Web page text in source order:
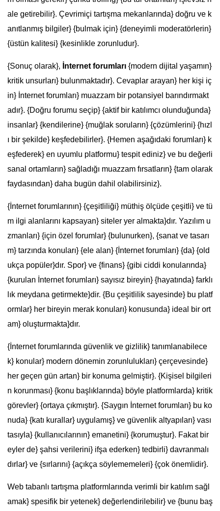
ale getirebilir}. Çevrimiçi tartışma mekanlarında} doğru ve k
anıtlanmış bilgiler} {bulmak için} {deneyimli moderatörlerin}
{üstün kalitesi} {kesinlikle zorunludur}.
{Sonuç olarak}, İnternet forumları {modern dijital yaşamın}
kritik unsurları} bulunmaktadır}. Cevaplar arayan} her kişi iç
in} İnternet forumları} muazzam bir potansiyel barındırmakt
adır}. {Doğru forumu seçip} {aktif bir katılımcı olunduğunda}
insanlar} {kendilerine} {muğlak soruların} {çözümlerini} {hızl
ı bir şekilde} keşfedebilirler}. {Hemen aşağıdaki forumları} k
eşfederek} en uyumlu platformu} tespit ediniz} ve bu değerli
sanal ortamların} sağladığı muazzam fırsatların} {tam olarak
faydasından} daha bugün dahil olabilirsiniz}.
{İnternet forumlarının} {çeşitliliği} müthiş ölçüde çeşitli} ve tü
m ilgi alanlarını kapsayan} siteler yer almakta}dır. Yazılım u
zmanları} {için özel forumlar} {bulunurken}, {sanat ve tasarı
m} tarzında konuları} {ele alan} {İnternet forumları} {da} {old
ukça popüler}dır. Spor} ve {finans} {gibi ciddi konularında}
{kurulan İnternet forumları} sayısız bireyin} {hayatında} farklı
lık meydana getirmekte}dir. {Bu çeşitlilik sayesinde} bu platf
ormlar} her bireyin merak konuları} konusunda} ideal bir ort
am} oluşturmakta}dır.
{İnternet forumlarında güvenlik ve gizlilik} tanımlanabilece
k} konular} modern dönemin zorunlulukları} çerçevesinde}
her geçen gün artan} bir konuma gelmiştir}. {Kişisel bilgileri
n korunması} {konu başlıklarında} böyle platformlarda} kritik
görevler} {ortaya çıkmıştır}. {Saygın İnternet forumları} bu ko
nuda} {katı kurallar} uygulamış} ve güvenlik altyapıları} vası
tasıyla} {kullanıcılarının} emanetini} {korumuştur}. Fakat bir
eyler de} şahsi verilerini} ifşa ederken} tedbirli} davranmalı
dırlar} ve {sırlarını} {açıkça söylememeleri} {çok önemlidir}.
Web tabanlı tartışma platformlarında verimli bir katılım sağl
amak} spesifik bir yetenek} değerlendirilebilir} ve {bunu baş